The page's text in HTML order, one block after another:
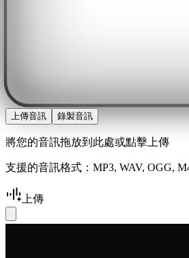
上傳音訊 錄製音訊
將您的音訊拖放到此處或點擊上傳
支援的音訊格式：MP3, WAV, OGG,
上傳